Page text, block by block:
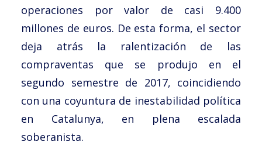
operaciones por valor de casi 9.400
millones de euros. De esta forma, el sector
deja atrás la ralentización de las
compraventas que se produjo en el
segundo semestre de 2017, coincidiendo
con una coyuntura de inestabilidad política
en Catalunya, en plena escalada
soberanista.